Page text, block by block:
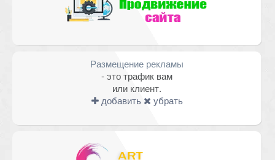
Размещение рекламы
- это трафик вам
или клиент.
добавить
убрать